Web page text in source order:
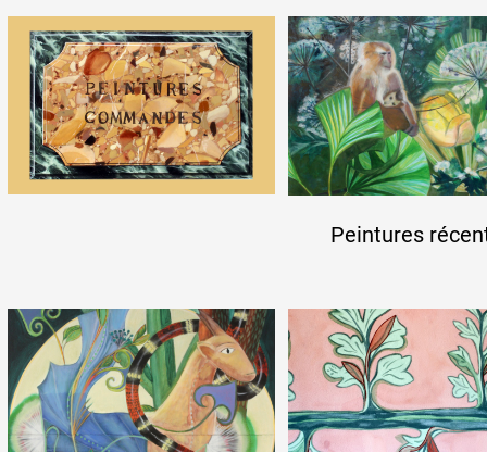
Partenaires
Crédits
Actions
Visites d'ateliers
Production vidéo
Peintures